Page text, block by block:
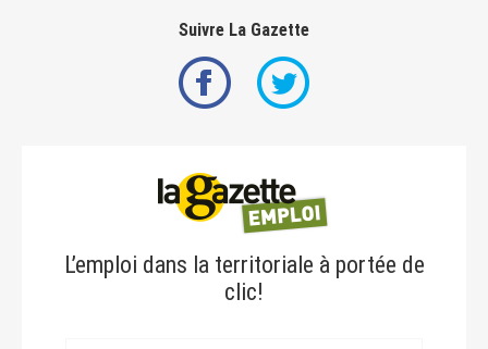
Suivre La Gazette
L’emploi dans la territoriale à portée de
clic!